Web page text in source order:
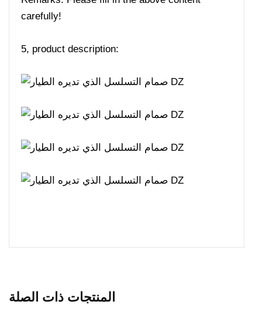
carefully!
5, product description:
المنتجات ذات الصلة